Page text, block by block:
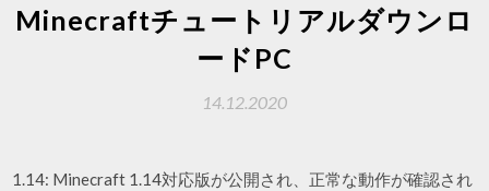
Minecraftチュートリアルダウンロ
ードPC
14.12.2020
1.14: Minecraft 1.14対応版が公開され、正常な動作が確認され